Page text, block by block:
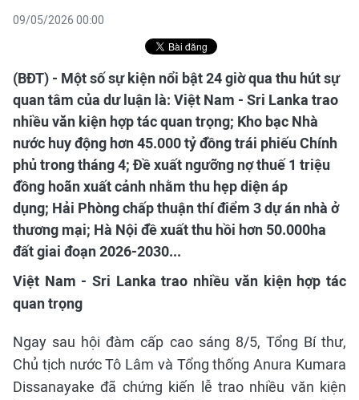
09/05/2026 00:00
(BĐT) - Một số sự kiện nổi bật 24 giờ qua thu hút sự
quan tâm của dư luận là: Việt Nam - Sri Lanka trao
nhiều văn kiện hợp tác quan trọng; Kho bạc Nhà
nước huy động hơn 45.000 tỷ đồng trái phiếu Chính
phủ trong tháng 4; Đề xuất ngưỡng nợ thuế 1 triệu
đồng hoãn xuất cảnh nhằm thu hẹp diện áp
dụng; Hải Phòng chấp thuận thí điểm 3 dự án nhà ở
thương mại; Hà Nội đề xuất thu hồi hơn 50.000ha
đất giai đoạn 2026-2030...
Việt Nam - Sri Lanka trao nhiều văn kiện hợp tác
quan trọng
Ngay sau hội đàm cấp cao sáng 8/5, Tổng Bí thư,
Chủ tịch nước Tô Lâm và Tổng thống Anura Kumara
Dissanayake đã chứng kiến lễ trao nhiều văn kiện